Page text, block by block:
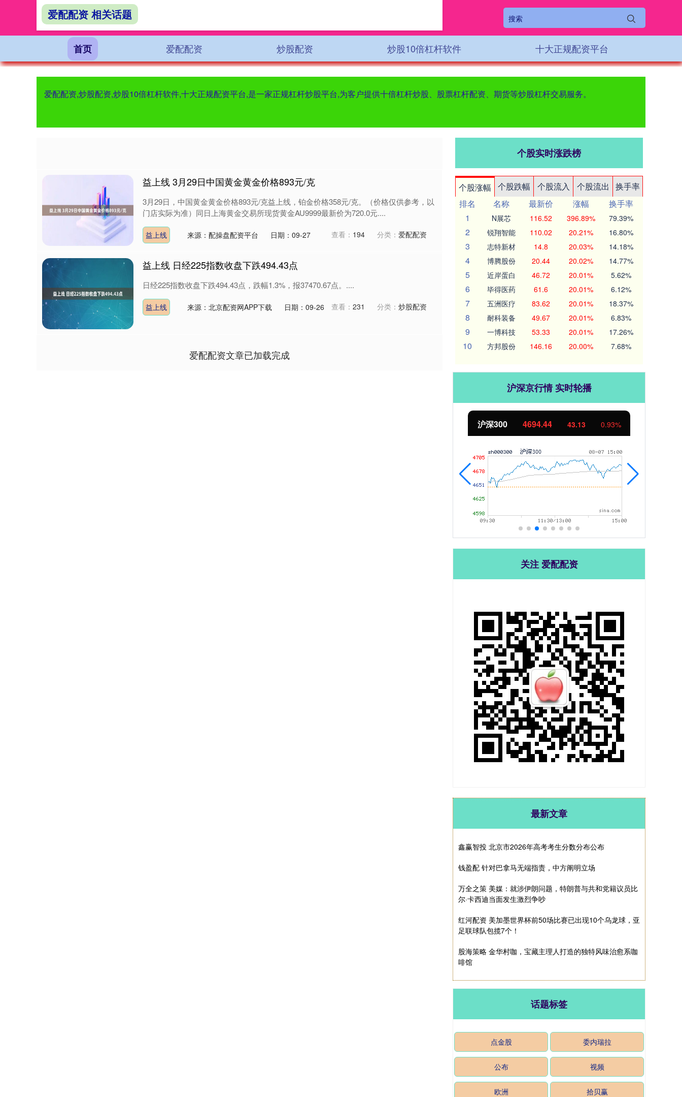
首页 爱配配资 炒股配资 炒股10倍杠杆软件 十大正规配资平台
爱配配资,炒股配资,炒股10倍杠杆软件,十大正规配资平台,是一家正规杠杆炒股平台,为客户提供十倍杠杆炒股、股票杠杆配资、期货等炒股杠杆交易服务。
爱配配资 相关话题
益上线 3月29日中国黄金黄金价格893元/克
3月29日，中国黄金黄金价格893元/克益上线，铂金价格358元/克。（价格仅供参考，以
门店实际为准）同日上海黄金交易所现货黄金AU9999最新价为720.0元....
益上线 来源：配操盘配资平台 日期：09-27 查看： 194 分类： 爱配配资
益上线 日经225指数收盘下跌494.43点
日经225指数收盘下跌494.43点，跌幅1.3%，报37470.67点。....
益上线 来源：北京配资网APP下载 日期：09-26 查看： 231 分类： 炒股配资
爱配配资文章已加载完成
个股实时涨跌榜
个股涨幅 个股跌幅 个股流入 个股流出
换手率
排名
名称 最新价 涨幅
换手率
1
N展芯 116.52 396.89% 79.39%
2 锐翔智能 110.02 20.21% 16.80%
3 志特新材 14.8 20.03% 14.18%
4 博腾股份 20.44 20.02% 14.77%
5 近岸蛋白 46.72 20.01% 5.62%
6 毕得医药 61.6 20.01% 6.12%
7 五洲医疗 83.62 20.01% 18.37%
8 耐科装备 49.67 20.01% 6.83%
9 一博科技 53.33 20.01% 17.26%
10 方邦股份 146.16 20.00% 7.68%
沪深京行情 实时轮播
北证50 1134.24 11.37 1.01%
关注 爱配配资
最新文章
鑫赢智投 北京市2026年高考考生分数分布公布
钱盈配 针对巴拿马无端指责，中方阐明立场
万全之策 美媒：就涉伊朗问题，特朗普与共和党籍议员比
尔·卡西迪当面发生激烈争吵
红河配资 美加墨世界杯前50场比赛已出现10个乌龙球，亚
足联球队包揽7个！
股海策略 金华村咖，宝藏主理人打造的独特风味治愈系咖
啡馆
话题标签
点金股 委内瑞拉
公布 视频
欧洲 拾贝赢